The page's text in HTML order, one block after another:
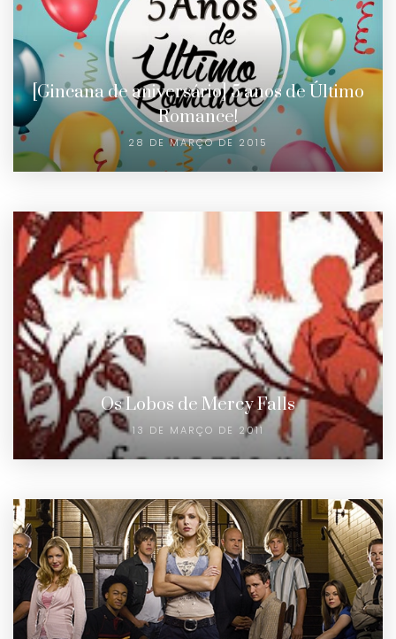
[Gincana de aniversário] 5 anos de Último
Romance!
28 DE MARÇO DE 2015
Os Lobos de Mercy Falls
13 DE MARÇO DE 2011